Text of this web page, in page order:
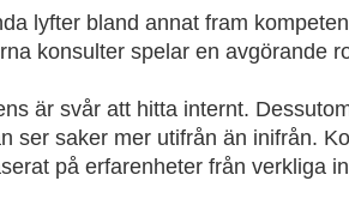
lyfter bland annat fram
konsulter spelar en avgörande
är svår att hitta internt.
ser saker mer utifrån än inifrån.
på erfarenheter från verkliga